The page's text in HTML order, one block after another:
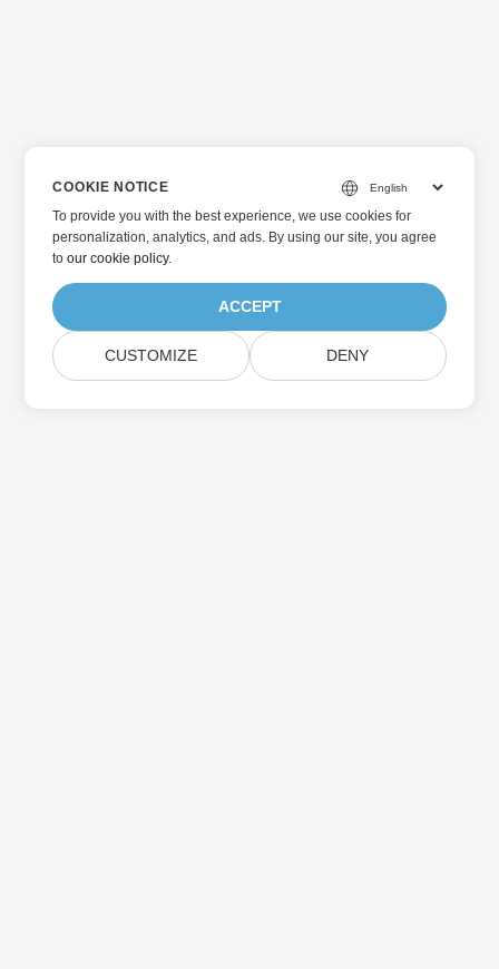
COOKIE NOTICE
To provide you with the best experience, we use cookies for
personalization, analytics, and ads. By using our site, you agree
toour cookie policy.
ACCEPT
CUSTOMIZE DENY